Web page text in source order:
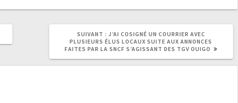
SUIVANT : J’AI COSIGNÉ UN COURRIER AVEC
PLUSIEURS ÉLUS LOCAUX SUITE AUX ANNONCES
FAITES PAR LA SNCF S’AGISSANT DES TGV OUIGO